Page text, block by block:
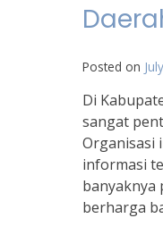
Posted on
Di
sangat
Organisasi
informasi
banyaknya
berharga